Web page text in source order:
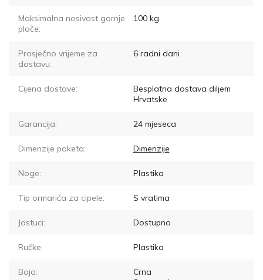
Maksimalna nosivost gornje
ploče:
100kg
Prosječno vrijeme za
dostavu:
6radni dani
Cijena dostave:
Besplatna dostava diljem
Hrvatske
Garancija: 24 mjeseca
Dimenzije paketa: Dimenzije
Noge: Plastika
Tip ormarića za cipele: S vratima
Jastuci: Dostupno
Ručke: Plastika
Boja:
Crna